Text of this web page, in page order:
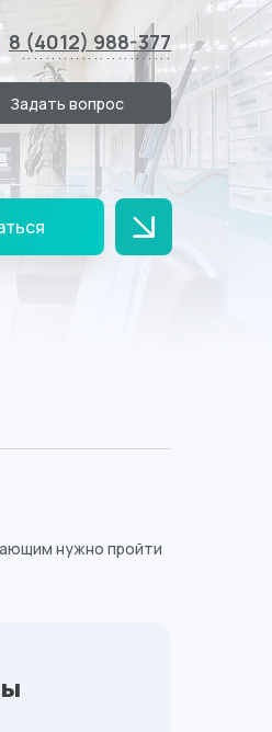
.........................
8 (4012) 988-377
Задать вопрос
нужно пройти